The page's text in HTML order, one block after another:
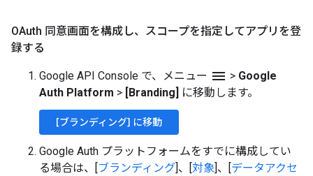
OAuth 同意画面を構成し、スコープを指定してアプリを登
録する
Google API Console で、メニュー menu > Google
Auth Platform > [Branding] に移動します。
[ブランディング] に移動
Google Auth プラットフォームをすでに構成してい
る場合は、[
ブランディング ]、[ 対象 ]、[ データアクセ